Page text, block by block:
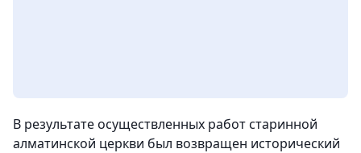
В результате осуществленных работ старинной
алматинской церкви был возвращен исторический